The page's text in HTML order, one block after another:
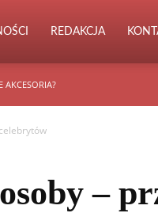
REDAKCJA
AKCESORIA?
–